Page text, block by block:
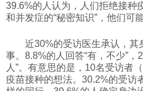
39.6%的人认为，人们拒绝接种
和并发症的“秘密知识”，他们可
近30%的受访医生承认，其
事。8.8%的人回答“有，不少”，
人”。有意思的是，10名受访者
疫苗接种的想法。30.2%的受访